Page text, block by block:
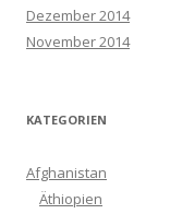
Dezember 2014
November 2014
KATEGORIEN
Afghanistan
Äthiopien